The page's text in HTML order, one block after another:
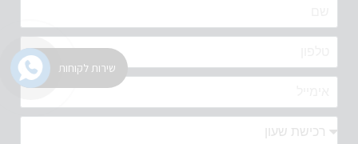
שירות לקוחות